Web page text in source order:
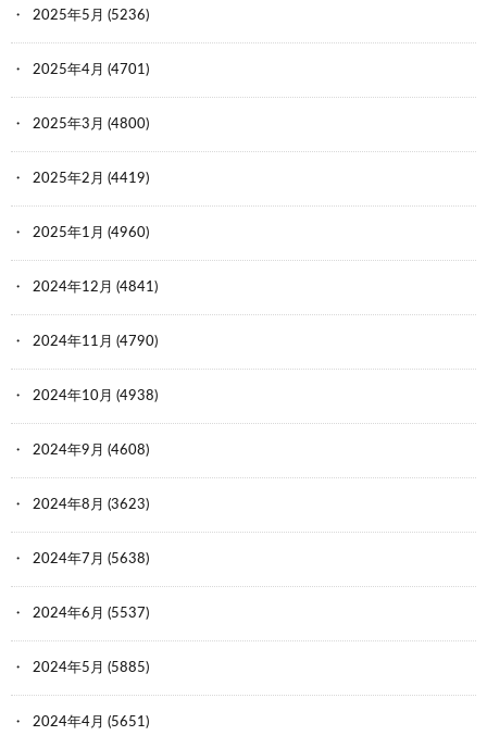
2025年5月 (5236)
2025年4月 (4701)
2025年3月 (4800)
2025年2月 (4419)
2025年1月 (4960)
2024年12月 (4841)
2024年11月 (4790)
2024年10月 (4938)
2024年9月 (4608)
2024年8月 (3623)
2024年7月 (5638)
2024年6月 (5537)
2024年5月 (5885)
2024年4月 (5651)